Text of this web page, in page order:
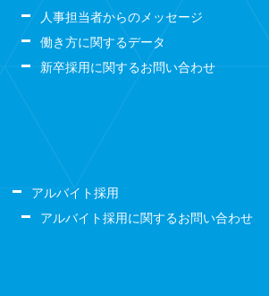
人事担当者からのメッセージ
働き方に関するデータ
新卒採用に関するお問い合わせ
アルバイト採用
アルバイト採用に関するお問い合わせ